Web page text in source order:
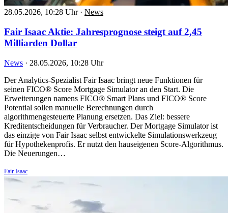
28.05.2026, 10:28 Uhr · News
Fair Isaac Aktie: Jahresprognose steigt auf 2,45
Milliarden Dollar
News · 28.05.2026, 10:28 Uhr
Der Analytics-Spezialist Fair Isaac bringt neue Funktionen für
seinen FICO® Score Mortgage Simulator an den Start. Die
Erweiterungen namens FICO® Smart Plans und FICO® Score
Potential sollen manuelle Berechnungen durch
algorithmengesteuerte Planung ersetzen. Das Ziel: bessere
Kreditentscheidungen für Verbraucher. Der Mortgage Simulator ist
das einzige von Fair Isaac selbst entwickelte Simulationswerkzeug
für Hypothekenprofis. Er nutzt den hauseigenen Score-Algorithmus.
Die Neuerungen…
Fair Isaac